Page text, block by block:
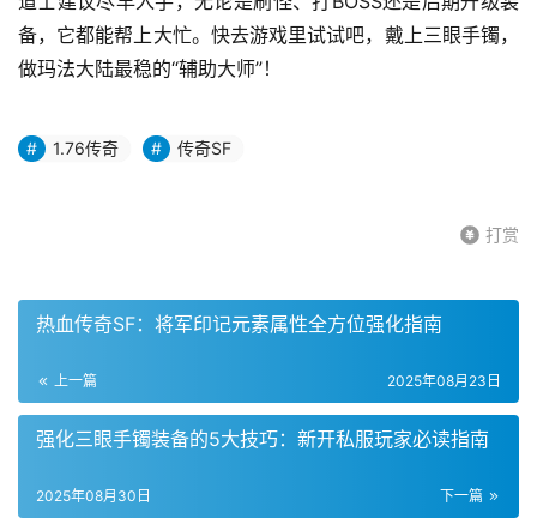
备，它都能帮上大忙。快去游戏里试试吧，戴上三眼手镯，
做玛法大陆最稳的“辅助大师”！
1.76传奇 传奇SF
打赏
热血传奇SF：将军印记元素属性全方位强化指南
上一篇 2025年08月23日
强化三眼手镯装备的5大技巧：新开私服玩家必读指南
下一篇
2025年08月30日